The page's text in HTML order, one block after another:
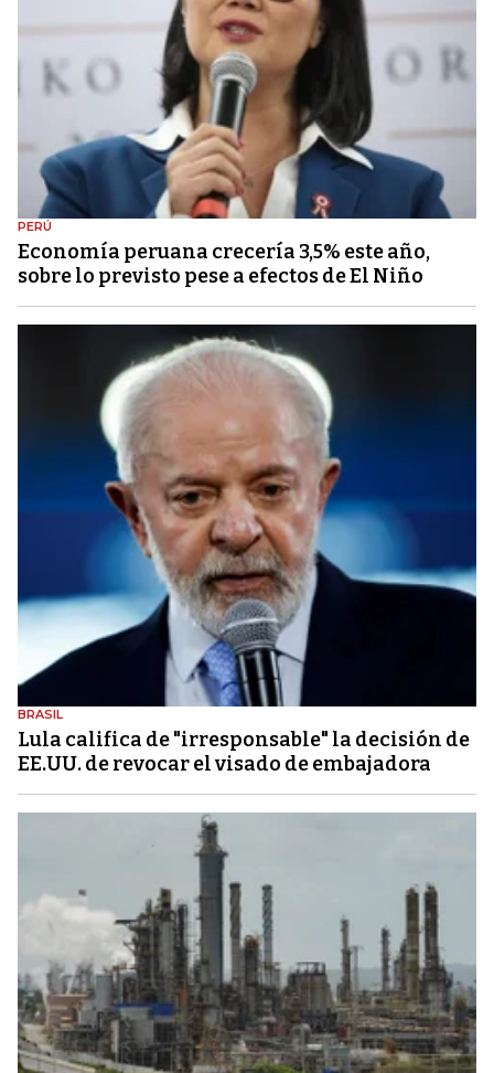
PERÚ
Economía peruana crecería 3,5% este año,
sobre lo previsto pese a efectos de El Niño
BRASIL
Lula califica de "irresponsable" la decisión de
EE.UU. de revocar el visado de embajadora